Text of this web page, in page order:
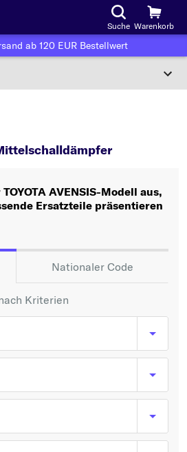
Suche Warenkorb
ab 120 EUR Bestellwert
Oder
nach Kriterien:
AVENSIS-Modell aus,
Ersatzteile präsentieren
Nationaler Code
Kriterien